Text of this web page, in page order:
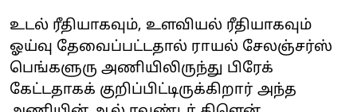
உடல் ரீதியாகவும், உளவியல் ரீதியாகவும்
ஓய்வு தேவைப்பட்டதால் ராயல் சேலஞ்சர்ஸ்
பெங்களுரு அணியிலிருந்து பிரேக்
கேட்டதாகக் குறிப்பிட்டிருக்கிறார் அந்த